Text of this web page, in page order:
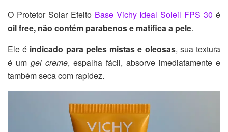
O Protetor Solar Efeito Base Vichy Ideal Soleil FPS 30 é
oil free, não contém parabenos e matifica a pele.
Ele é indicado para peles mistas e oleosas, sua textura
é um gel creme, espalha fácil, absorve imediatamente e
também seca com rapidez.